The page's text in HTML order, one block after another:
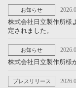
お知らせ
株式会社日立製作所様
定されました。
お知らせ
株式会社日立製作所様
プレスリリース